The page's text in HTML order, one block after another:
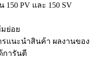
150 PV และ 150 SV
ย่อย
แนะนำสินค้า ผลงานของ
การันตี